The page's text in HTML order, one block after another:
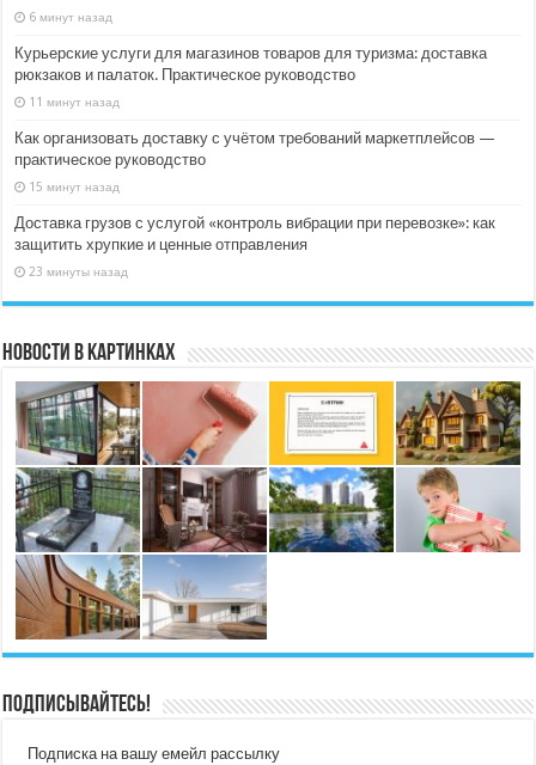
6 минут назад
Курьерские услуги для магазинов товаров для туризма: доставка
рюкзаков и палаток. Практическое руководство
11 минут назад
Как организовать доставку с учётом требований маркетплейсов —
практическое руководство
15 минут назад
Доставка грузов с услугой «контроль вибрации при перевозке»: как
защитить хрупкие и ценные отправления
23 минуты назад
Новости в картинках
Подписывайтесь!
Подписка на вашу емейл рассылку